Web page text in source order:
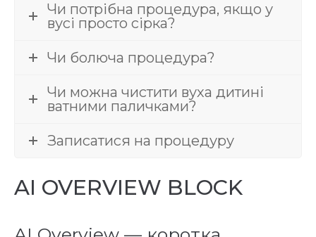
Чи потрібна процедура, якщо у
вусі просто сірка?
Чи болюча процедура?
Чи можна чистити вуха дитині
ватними паличками?
Записатися на процедуру
AI OVERVIEW BLOCK